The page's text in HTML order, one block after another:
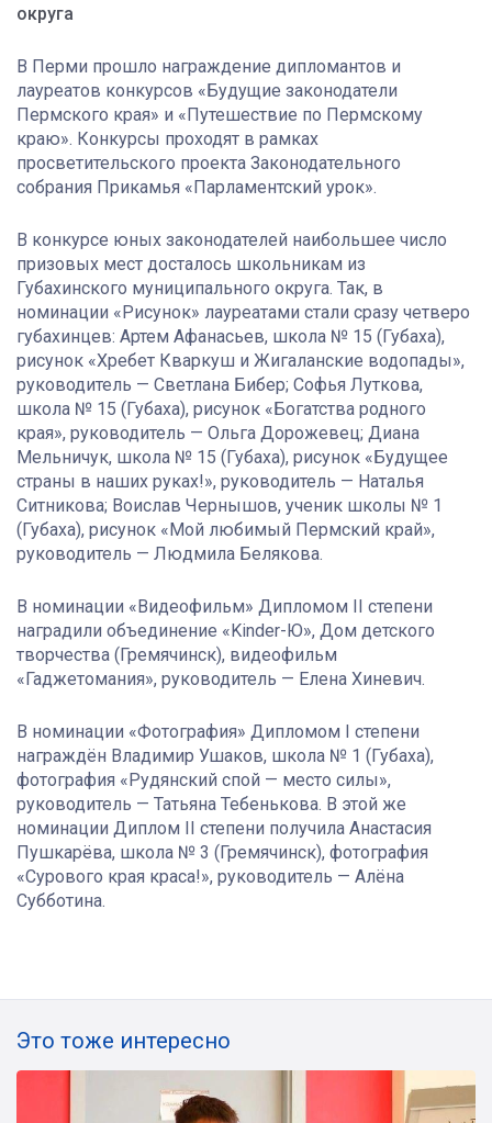
округа
В Перми прошло награждение дипломантов и
лауреатов конкурсов «Будущие законодатели
Пермского края» и «Путешествие по Пермскому
краю». Конкурсы проходят в рамках
просветительского проекта Законодательного
собрания Прикамья «Парламентский урок».
В конкурсе юных законодателей наибольшее число
призовых мест досталось школьникам из
Губахинского муниципального округа. Так, в
номинации «Рисунок» лауреатами стали сразу четверо
губахинцев: Артем Афанасьев, школа № 15 (Губаха),
рисунок «Хребет Кваркуш и Жигаланские водопады»,
руководитель — Светлана Бибер; Софья Луткова,
школа № 15 (Губаха), рисунок «Богатства родного
края», руководитель — Ольга Дорожевец; Диана
Мельничук, школа № 15 (Губаха), рисунок «Будущее
страны в наших руках!», руководитель — Наталья
Ситникова; Воислав Чернышов, ученик школы № 1
(Губаха), рисунок «Мой любимый Пермский край»,
руководитель — Людмила Белякова.
В номинации «Видеофильм» Дипломом II степени
наградили объединение «Kinder-Ю», Дом детского
творчества (Гремячинск), видеофильм
«Гаджетомания», руководитель — Елена Хиневич.
В номинации «Фотография» Дипломом I степени
награждён Владимир Ушаков, школа № 1 (Губаха),
фотография «Рудянский спой — место силы»,
руководитель — Татьяна Тебенькова. В этой же
номинации Диплом II степени получила Анастасия
Пушкарёва, школа № 3 (Гремячинск), фотография
«Сурового края краса!», руководитель — Алёна
Субботина.
Это тоже интересно